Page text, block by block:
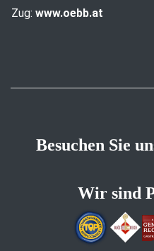
Zug: www.oebb.at
Besuchen Sie
Wir sind